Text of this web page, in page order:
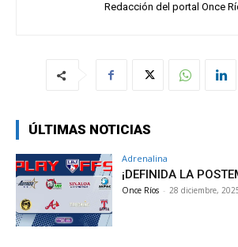
Redacción del portal Once
ÚLTIMAS NOTICIAS
Adrenalina
¡DEFINIDA LA
Once Ríos - 28 diciembre,